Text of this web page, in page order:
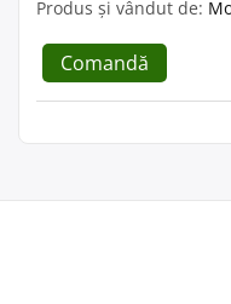
Produs și vândut de:
Comandă